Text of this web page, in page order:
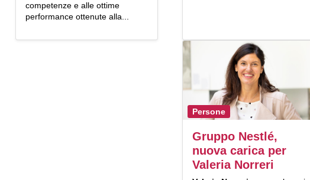
competenze e alle ottime
performance ottenute alla...
Persone
Gruppo Nestlé,
nuova carica per
Valeria Norreri